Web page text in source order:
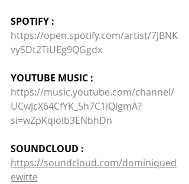
SPOTIFY :
https://open.spotify.com/artist/7JBNK
vySDt2TiUEg9QGgdx
YOUTUBE MUSIC :
https://music.youtube.com/channel/
UCwJcX64CfYK_5h7C1iQlgmA?
si=wZpKqiolb3ENbhDn
SOUNDCLOUD :
https://soundcloud.com/dominiqued
ewitte